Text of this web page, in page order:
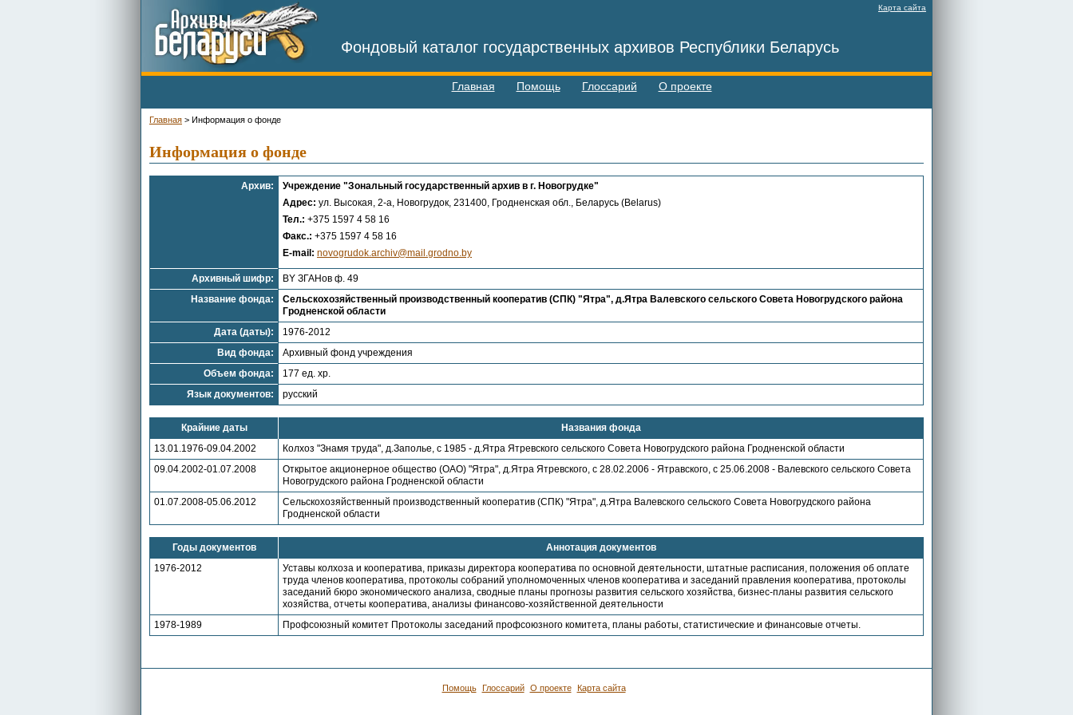
Карта сайта
Фондовый каталог государственных архивов Республики Беларусь
Главная Помощь Глоссарий О проекте
Главная > Информация о фонде
Информация о фонде
Архив:
Учреждение "Зональный государственный архив в г. Новогрудке"
Адрес: ул. Высокая, 2-а, Новогрудок, 231400, Гродненская обл., Беларусь (Belarus)
Тел.: +375 1597 4 58 16
Факс.: +375 1597 4 58 16
E-mail: novogrudok.archiv@mail.grodno.by
Архивный шифр:
BY ЗГАНов ф. 49
Название фонда:
Сельскохозяйственный производственный кооператив (СПК) "Ятра", д.Ятра Валевского сельского Совета Новогрудского района
Гродненской области
Дата (даты):
1976-2012
Вид фонда:
Архивный фонд учреждения
Объем фонда:
177 ед. хр.
Язык документов:
русский
Крайние даты
Названия фонда
13.01.1976-09.04.2002
Колхоз "Знамя труда", д.Заполье, с 1985 - д.Ятра Ятревского сельского Совета Новогрудского района Гродненской области
09.04.2002-01.07.2008
Открытое акционерное общество (ОАО) "Ятра", д.Ятра Ятревского, с 28.02.2006 - Ятравского, с 25.06.2008 - Валевского сельского Совета
Новогрудского района Гродненской области
01.07.2008-05.06.2012
Сельскохозяйственный производственный кооператив (СПК) "Ятра", д.Ятра Валевского сельского Совета Новогрудского района
Гродненской области
Годы документов
Аннотация документов
1976-2012
Уставы колхоза и кооператива, приказы директора кооператива по основной деятельности, штатные расписания, положения об оплате
труда членов кооператива, протоколы собраний уполномоченных членов кооператива и заседаний правления кооператива, протоколы
заседаний бюро экономического анализа, сводные планы прогнозы развития сельского хозяйства, бизнес-планы развития сельского
хозяйства, отчеты кооператива, анализы финансово-хозяйственной деятельности
1978-1989
Профсоюзный комитет Протоколы заседаний профсоюзного комитета, планы работы, статистические и финансовые отчеты.
Помощь Глоссарий О проекте Карта сайта